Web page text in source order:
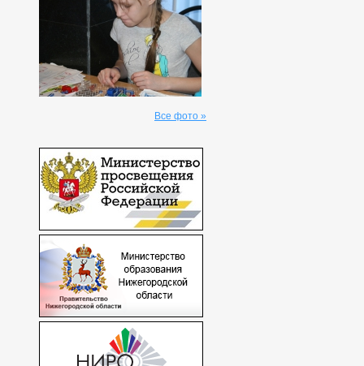
Все фото »